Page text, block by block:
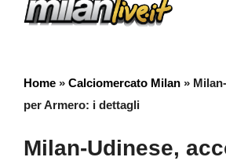
Home » Calciomercato Milan »
per Armero: i dettagli
Milan-Udinese,